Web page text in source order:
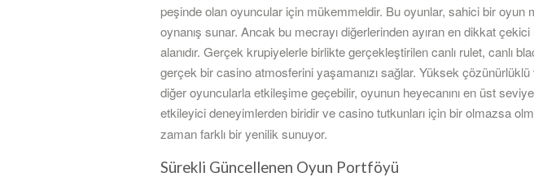
peşinde olan oyuncular için mükemmeldir. Bu oyunlar, sahici bir oyun
oynanış sunar. Ancak bu mecrayı diğerlerinden ayıran en dikkat
alanıdır. Gerçek krupiyelerle birlikte gerçekleştirilen canlı rulet, canlı
gerçek bir casino atmosferini yaşamanızı sağlar. Yüksek çözünürlüklü
diğer oyuncularla etkileşime geçebilir, oyunun heyecanını en üst
etkileyici deneyimlerden biridir ve casino tutkunları için bir olmazsa
zaman farklı bir yenilik sunuyor.
Sürekli Güncellenen Oyun Portföyü